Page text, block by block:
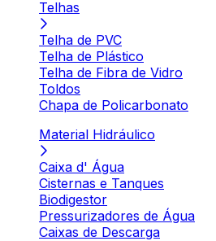
Telhas
Telha de PVC
Telha de Plástico
Telha de Fibra de Vidro
Toldos
Chapa de Policarbonato
Material Hidráulico
Caixa d' Água
Cisternas e Tanques
Biodigestor
Pressurizadores de Água
Caixas de Descarga